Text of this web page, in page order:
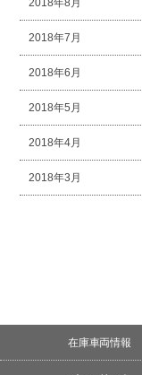
2018年7月
2018年6月
2018年5月
2018年4月
2018年3月
在庫車両情報